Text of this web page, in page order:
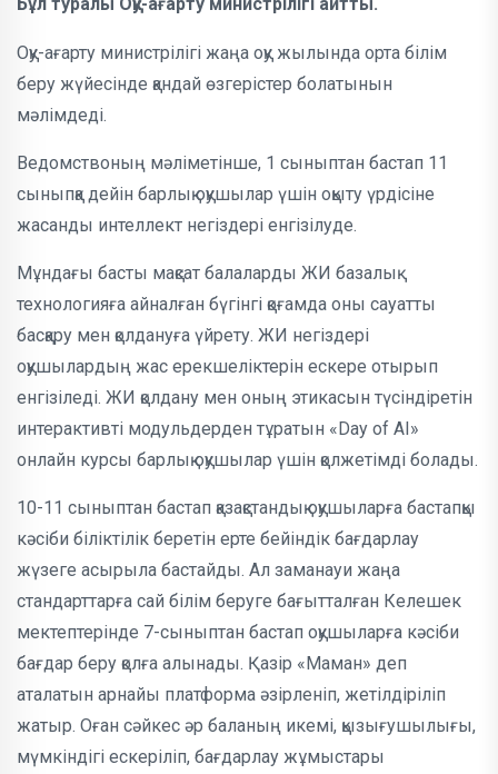
Оқу-ағарту министрілігі жаңа оқу жылында орта білім
беру жүйесінде қандай өзгерістер болатынын
мәлімдеді.
Ведомствоның мәліметінше, 1 сыныптан бастап 11
сыныпқа дейін барлық оқушылар үшін оқыту үрдісіне
жасанды интеллект негіздері енгізілуде.
Мұндағы басты мақсат балаларды ЖИ базалық
технологияға айналған бүгінгі қоғамда оны сауатты
басқару мен қолдануға үйрету. ЖИ негіздері
оқушылардың жас ерекшеліктерін ескере отырып
енгізіледі. ЖИ қолдану мен оның этикасын түсіндіретін
интерактивті модульдерден тұратын «Day of AI»
онлайн курсы барлық оқушылар үшін қолжетімді болады.
10-11 сыныптан бастап қазақстандық оқушыларға бастапқы
кәсіби біліктілік беретін ерте бейіндік бағдарлау
жүзеге асырыла бастайды. Ал заманауи жаңа
стандарттарға сай білім беруге бағытталған Келешек
мектептерінде 7-сыныптан бастап оқушыларға кәсіби
бағдар беру қолға алынады. Қазір «Маман» деп
аталатын арнайы платформа әзірленіп, жетілдіріліп
жатыр. Оған сәйкес әр баланың икемі, қызығушылығы,
мүмкіндігі ескеріліп, бағдарлау жұмыстары